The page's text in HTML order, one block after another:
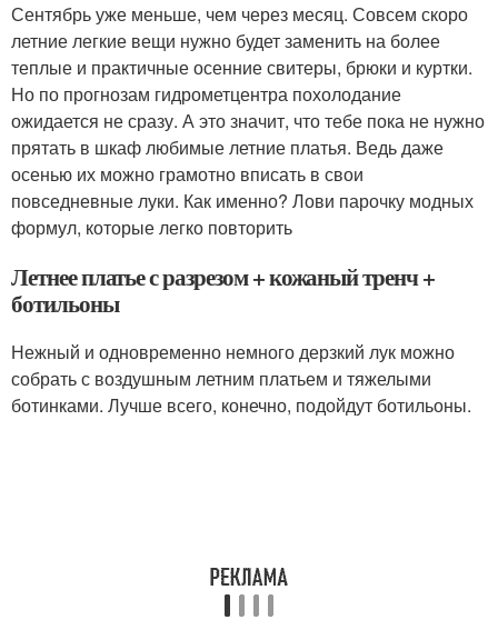
Сентябрь уже меньше, чем через месяц. Совсем скоро
летние легкие вещи нужно будет заменить на более
теплые и практичные осенние свитеры, брюки и куртки.
Но по прогнозам гидрометцентра похолодание
ожидается не сразу. А это значит, что тебе пока не нужно
прятать в шкаф любимые летние платья. Ведь даже
осенью их можно грамотно вписать в свои
повседневные луки. Как именно? Лови парочку модных
формул, которые легко повторить
Летнее платье с разрезом + кожаный тренч +
ботильоны
Нежный и одновременно немного дерзкий лук можно
собрать с воздушным летним платьем и тяжелыми
ботинками. Лучше всего, конечно, подойдут ботильоны.